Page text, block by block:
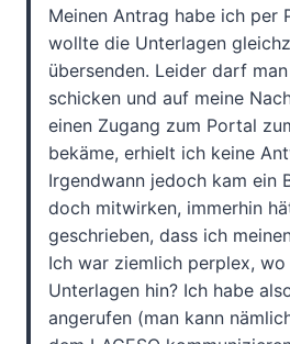
Meinen Antrag habe ich per
wollte die Unterlagen
übersenden. Leider darf
schicken und auf meine
einen Zugang zum Portal
bekäme, erhielt ich keine
Irgendwann jedoch kam ein
doch mitwirken, immerhin
geschrieben, dass ich
Ich war ziemlich perplex,
Unterlagen hin? Ich habe
angerufen (man kann